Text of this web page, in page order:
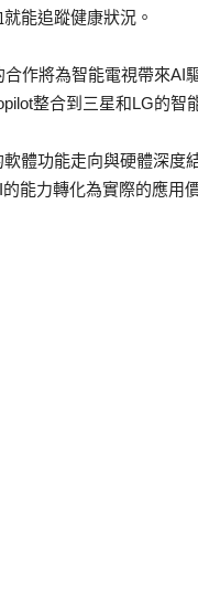
能追蹤健康狀況。
作將為智能電視帶來AI
整合到三星和LG的智
體功能走向與硬體深度
能力轉化為實際的應用